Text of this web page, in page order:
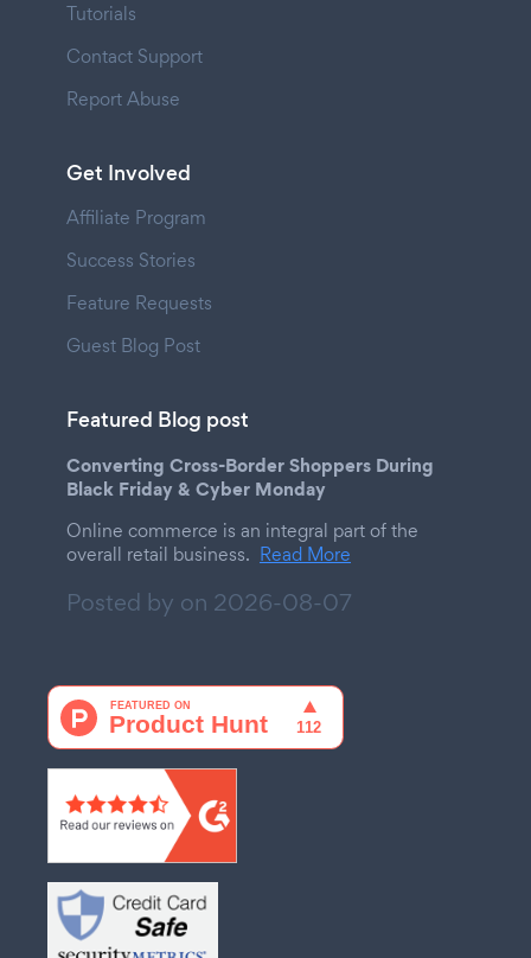
Tutorials
Contact Support
Report Abuse
Get Involved
Affiliate Program
Success Stories
Feature Requests
Guest Blog Post
Featured Blog post
Converting Cross-Border Shoppers During
Black Friday & Cyber Monday
Online commerce is an integral part of the
overall retail business. Read More
Posted by on 2026-08-07